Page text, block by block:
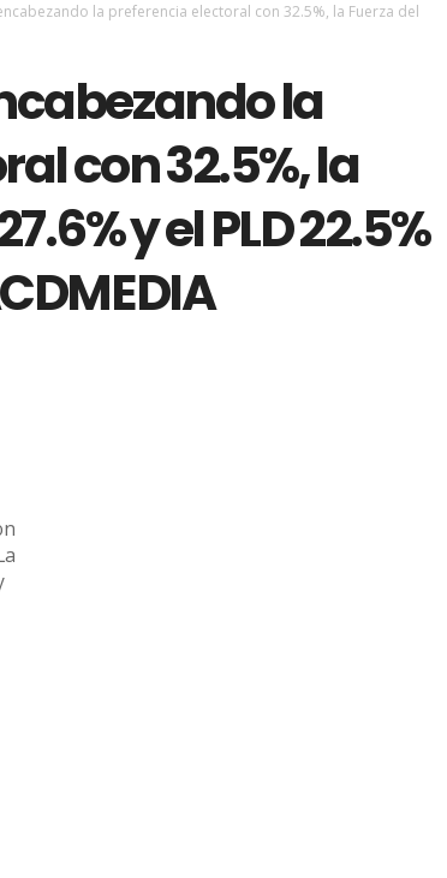
la preferencia electoral con 32.5%, la Fuerza del
la
con 32.5%, la
y el PLD 22.5%